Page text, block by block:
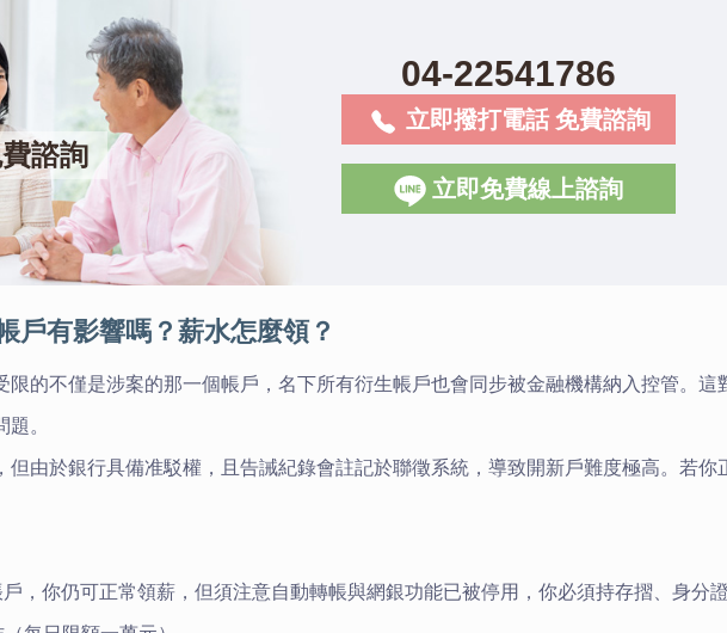
諮詢
04-22541786
立即撥打電話 免費諮詢
立即免費線上諮詢
戶有影響嗎？薪水怎麼領？
限的不僅是涉案的那一個帳戶，名下所有衍生帳戶也會同步被金融機構納入控管。這
。
但由於銀行具備准駁權，且告誡紀錄會註記於聯徵系統，導致開新戶難度極高。若你
，你仍可正常領薪，但須注意自動轉帳與網銀功能已被停用，你必須持存摺、身分